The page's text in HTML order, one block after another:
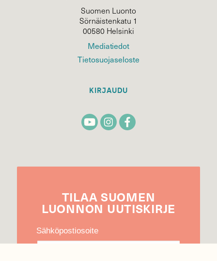
Suomen Luonto
Sörnäistenkatu 1
00580 Helsinki
Mediatiedot
Tietosuojaseloste
KIRJAUDU
TILAA SUOMEN
LUONNON UUTIS­KIRJE
Sähköpostiosoite